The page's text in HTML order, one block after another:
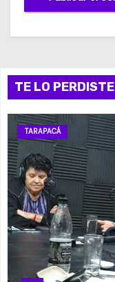
TE LO PERDISTE
TARAPACÁ